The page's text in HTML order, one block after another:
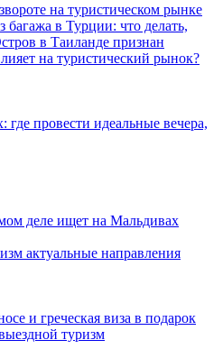
на туристическом рынке
багажа в Турции: что делать,
в Таиланде признан
на туристический рынок?
провести идеальные вечера,
деле ищет на Мальдивах
актуальные направления
и греческая виза в подарок
туризм